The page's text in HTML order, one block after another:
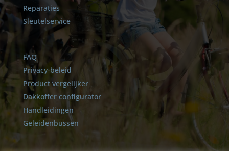
Reparaties
Sleutelservice
FAQ
Privacy-beleid
Product vergelijker
Dakkoffer configurator
Handleidingen
Geleidenbussen